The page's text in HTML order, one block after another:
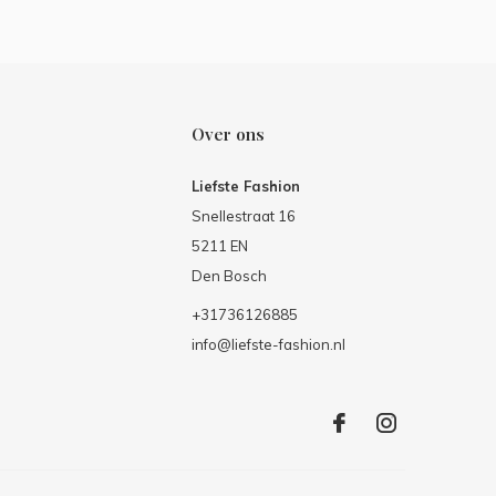
Over ons
Liefste Fashion
Snellestraat 16
5211 EN
Den Bosch
+31736126885
info@liefste-fashion.nl